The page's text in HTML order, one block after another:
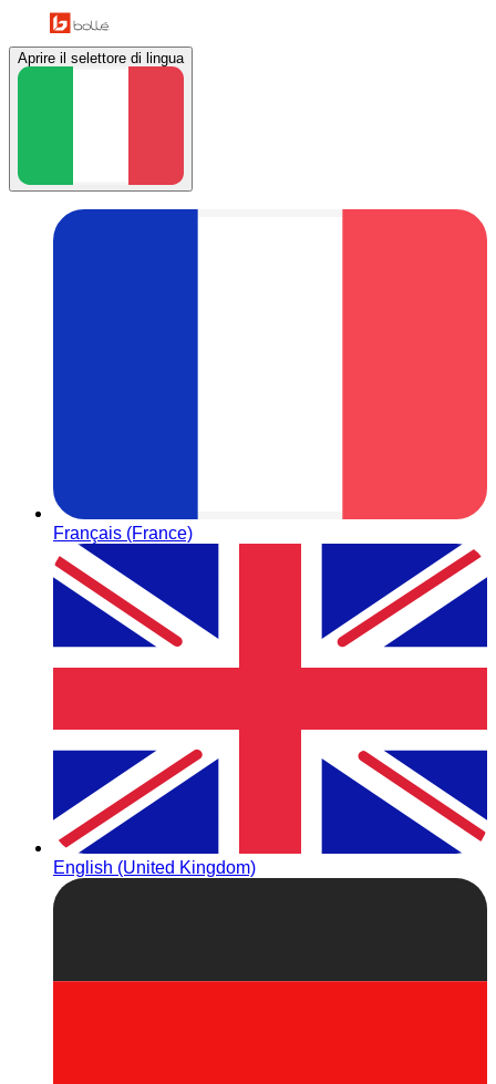
Aprire il selettore di lingua
Français (France)
English (United Kingdom)